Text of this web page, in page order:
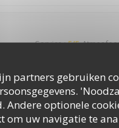
partners gebruiken
optionele
om uw navigatie te
Service:5/5
Service:5/5